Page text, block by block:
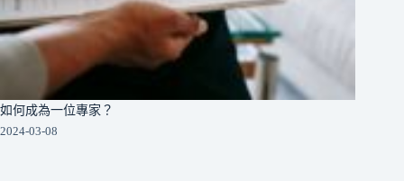
如何成為一位專家？
2024-03-08